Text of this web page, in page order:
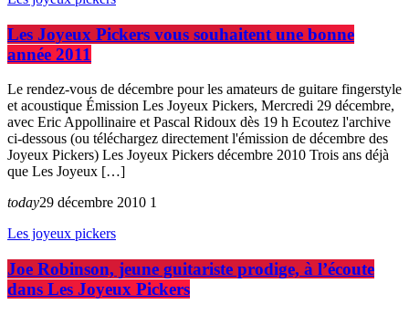
Les Joyeux Pickers vous souhaitent une bonne
année 2011
Le rendez-vous de décembre pour les amateurs de guitare fingerstyle
et acoustique Émission Les Joyeux Pickers, Mercredi 29 décembre,
avec Eric Appollinaire et Pascal Ridoux dès 19 h Ecoutez l'archive
ci-dessous (ou téléchargez directement l'émission de décembre des
Joyeux Pickers) Les Joyeux Pickers décembre 2010 Trois ans déjà
que Les Joyeux […]
today29 décembre 2010 1
Les joyeux pickers
Joe Robinson, jeune guitariste prodige, à l’écoute
dans Les Joyeux Pickers